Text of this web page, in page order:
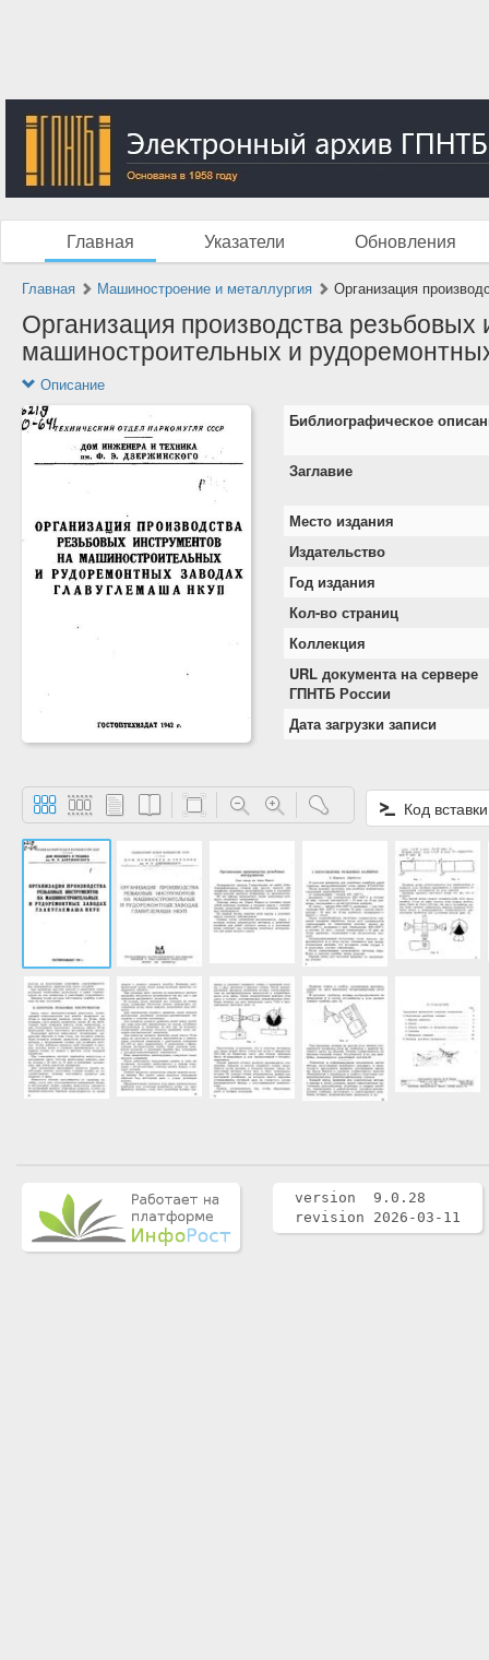
Главная Указатели Обновления
Главная Машиностроение и металлургия Организация
Организация производства резьбовых
машиностроительных и
Описание
Библиографическое
Заглавие
Место издания
Издательство
Год издания
Кол-во страниц
Коллекция
URL документа на сервере
ГПНТБ России
Дата загрузки записи
Код вставки
version 9.0.28
revision 2026-03-11